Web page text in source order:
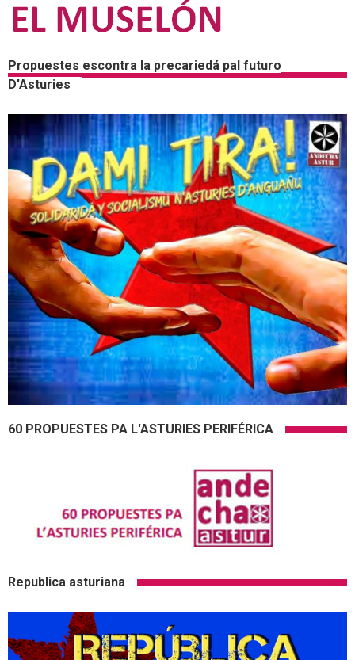
Propuestes escontra la precariedá pal futuro
D'Asturies
60 PROPUESTES PA L'ASTURIES PERIFÉRICA
Republica asturiana